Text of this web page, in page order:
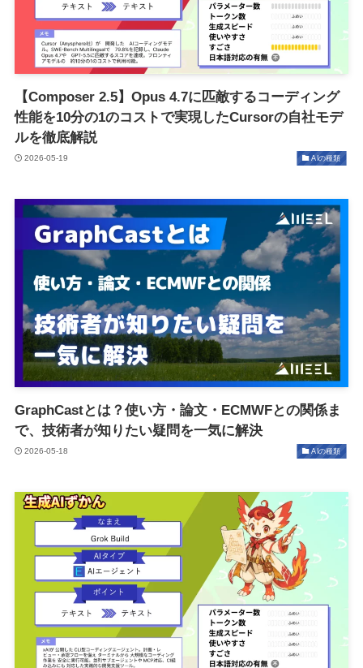
【Composer 2.5】Opus 4.7に匹敵するコーディング
性能を10分の1のコストで実現したCursorの自社モデ
ルを徹底解説
2026-05-19 AIの種類
GraphCastとは？使い方・論文・ECMWFとの関係ま
で、技術者が知りたい疑問を一気に解決
2026-05-18 AIの種類